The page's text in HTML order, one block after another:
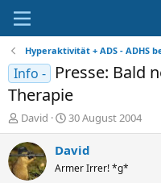
Hyperaktivität + ADS - ADHS
Info -
Presse: Bald
Therapie
E
r
s
t
e
David
E
r
s
e
30 August 2004
David
Armer Irrer! *g*